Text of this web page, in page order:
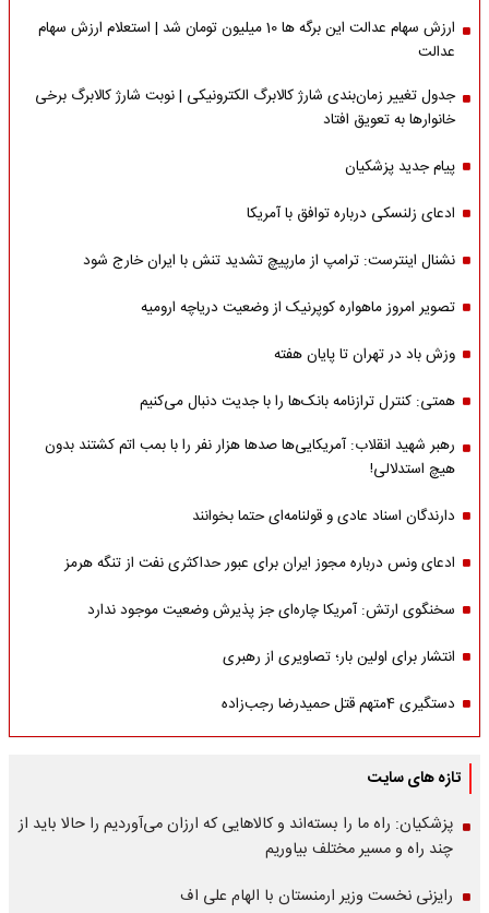
ارزش سهام عدالت این برگه ها 10 میلیون تومان شد | استعلام ارزش سهام
عدالت
جدول تغییر زمان‌بندی شارژ کالابرگ الکترونیکی | نوبت شارژ کالابرگ برخی
خانوارها به تعویق افتاد
پیام جدید پزشکیان
ادعای زلنسکی درباره توافق با آمریکا
نشنال اینترست: ترامپ از مارپیچ تشدید تنش با ایران خارج شود
تصویر امروز ماهواره کوپرنیک از وضعیت دریاچه ارومیه
وزش باد در تهران تا پایان هفته
همتی: کنترل ترازنامه بانک‌ها را با جدیت دنبال می‌کنیم
رهبر شهید انقلاب: آمریکایی‌ها صدها هزار نفر را با بمب اتم کشتند بدون
هیچ استدلالی!
دارندگان اسناد عادی و قولنامه‌ای حتما بخوانند
ادعای ونس درباره مجوز ایران برای عبور حداکثری نفت از تنگه هرمز
سخنگوی ارتش: آمریکا چاره‌ای جز پذیرش وضعیت موجود ندارد
انتشار برای اولین بار؛ تصاویری از رهبری
دستگیری 4متهم قتل حمیدرضا رجب‌زاده
تازه های سایت
پزشکیان: راه ما را بسته‌اند و کالاهایی که ارزان می‌آوردیم را حالا باید از
چند راه و مسیر مختلف بیاوریم
رایزنی نخست وزیر ارمنستان با الهام علی اف